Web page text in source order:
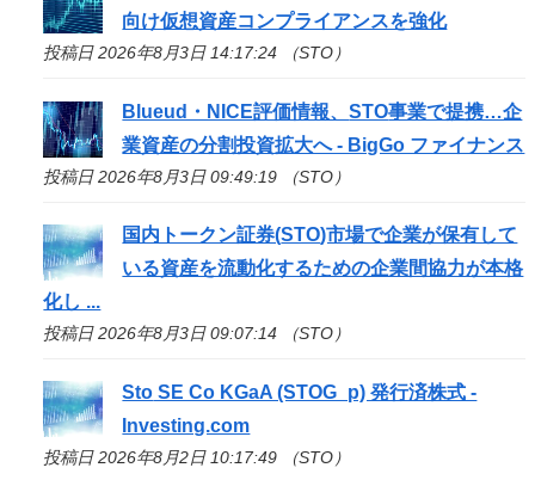
向け仮想資産コンプライアンスを強化
投稿日 2026年8月3日 14:17:24 （STO）
Blueud・NICE評価情報、STO事業で提携…企
業資産の分割投資拡大へ - BigGo ファイナンス
投稿日 2026年8月3日 09:49:19 （STO）
国内トークン証券(STO)市場で企業が保有して
いる資産を流動化するための企業間協力が本格
化し ...
投稿日 2026年8月3日 09:07:14 （STO）
Sto SE Co KGaA (STOG_p) 発行済株式 -
Investing.com
投稿日 2026年8月2日 10:17:49 （STO）